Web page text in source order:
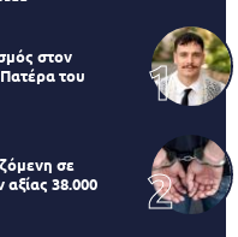
στον
του
σε
38.000